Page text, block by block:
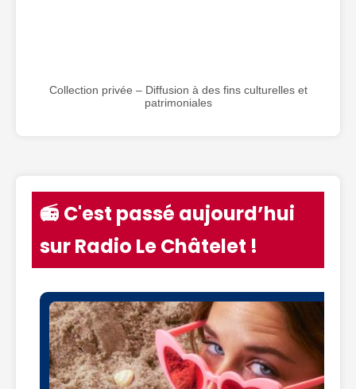
Collection privée – Diffusion à des fins culturelles et
patrimoniales
📻 C'est passé aujourd’hui
sur Radio Le Châtelet !